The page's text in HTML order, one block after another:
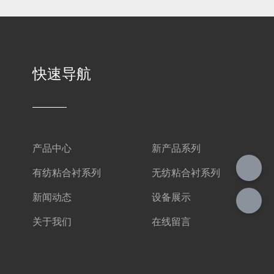
快速导航
产品中心 新产品系列
有纺粘合衬系列 无纺粘合衬系列
新闻动态 设备展示
关于我们 在线留言